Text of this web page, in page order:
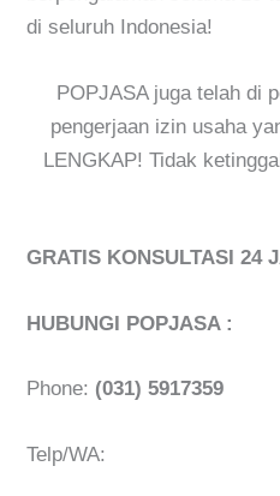
di seluruh Indonesia!
POPJASA juga telah di
pengerjaan izin usaha
LENGKAP! Tidak
GRATIS KONSULTASI 24
HUBUNGI POPJASA :
Phone: (031) 5917359
Telp/WA: